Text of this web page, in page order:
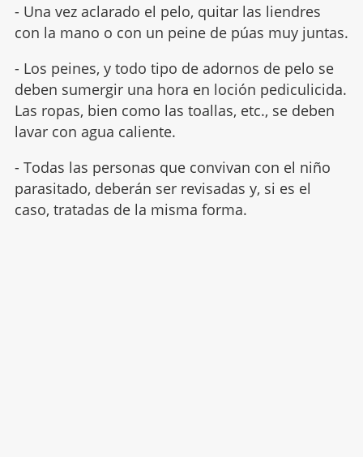
- Una vez aclarado el pelo, quitar las liendres
con la mano o con un peine de púas muy juntas.
- Los peines, y todo tipo de adornos de pelo se
deben sumergir una hora en loción pediculicida.
Las ropas, bien como las toallas, etc., se deben
lavar con agua caliente.
- Todas las personas que convivan con el niño
parasitado, deberán ser revisadas y, si es el
caso, tratadas de la misma forma.